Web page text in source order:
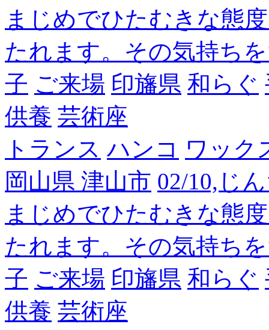
まじめでひたむきな態
たれます。その気持ち
子 ご来場 印旛県 和らぐ
供養 芸術座
トランス ハンコ ワック
岡山県 津山市 02/10,じ
まじめでひたむきな態
たれます。その気持ち
子 ご来場 印旛県 和らぐ
供養 芸術座